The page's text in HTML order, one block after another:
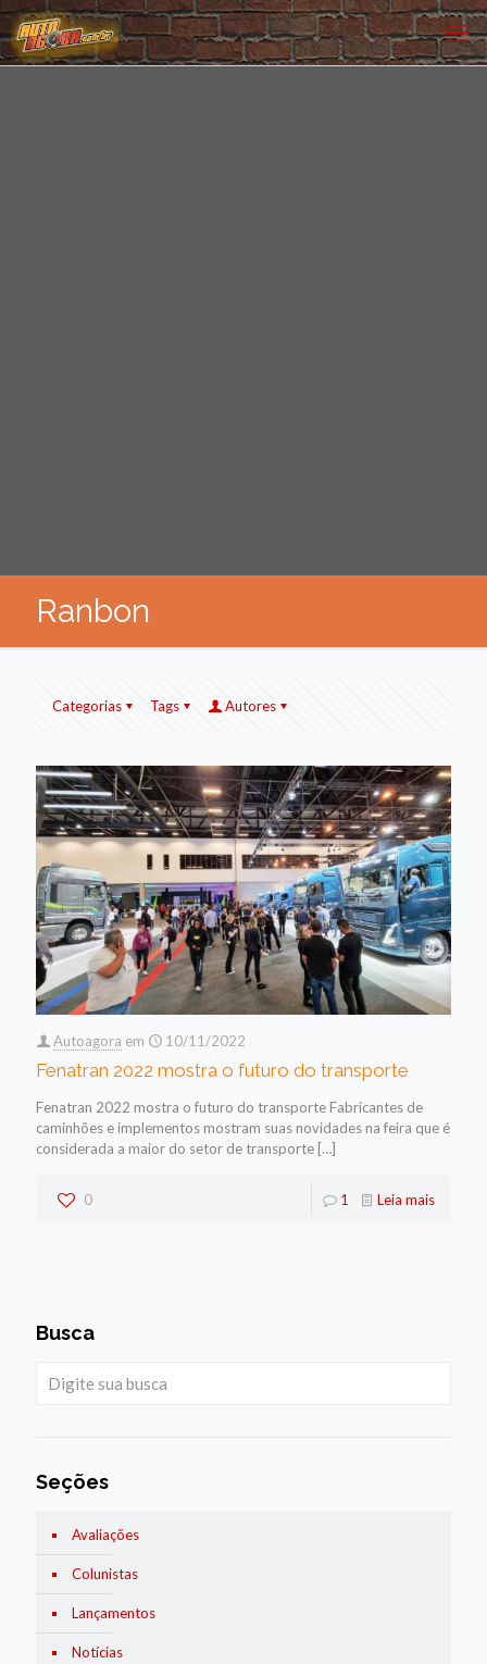
Ranbon
Categorias Tags Autores
Autoagora em 10/11/2022
Fenatran 2022 mostra o futuro do transporte
Fenatran 2022 mostra o futuro do transporte Fabricantes de
caminhões e implementos mostram suas novidades na feira que é
considerada a maior do setor de transporte […]
0 1 Leia mais
Busca
Seções
Avaliações
Colunistas
Lançamentos
Notícias